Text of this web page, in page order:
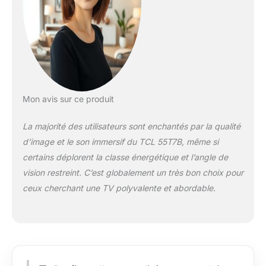
manière très efficace.
En même temps, il
utilise une
technologie
d'encapsulation de
nanométriques et
des matériaux
organiques en
plusieurs couches,
ce qui permet
d'obtenir des
détails les plus
Mon avis sur ce produit
La majorité des utilisateurs sont enchantés par la qualité
d’image et le son immersif du TCL 55T7B, même si
certains déplorent la classe énergétique et l’angle de
vision restreint. C’est globalement un très bon choix pour
ceux cherchant une TV polyvalente et abordable.